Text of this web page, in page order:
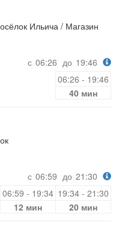
Ильича / Магазин
с 06:26 до 19:46
06:26 - 19:46
40 мин
с 06:59 до 21:30
06:59 - 19:34 19:34 - 21:30
12 мин
20 мин